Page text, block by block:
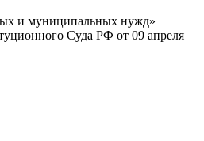
и муниципальных нужд»
Суда РФ от 09 апреля